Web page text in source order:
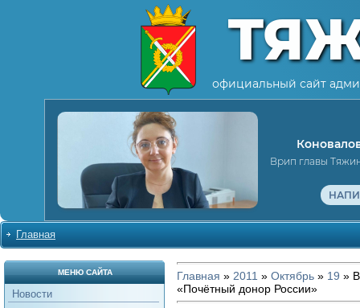
официальный сайт
Врип главы
Главная
МЕНЮ САЙТА
Новости
Главная » 2011 » Октябрь » 19 »
«Почётный донор России»